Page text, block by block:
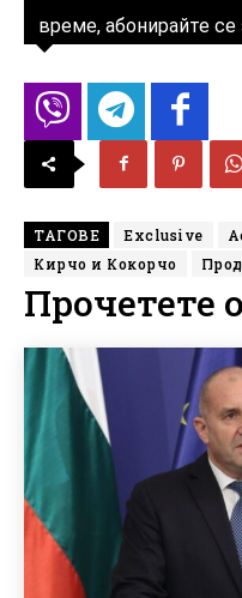
време, абонирайте
ТАГОВЕ Exclusive
Кирчо и Кокорчо
Прочетете